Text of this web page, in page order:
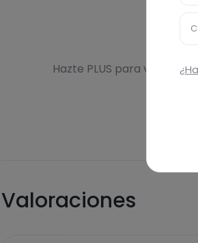
Hazte PLUS para ver la
Valoraciones